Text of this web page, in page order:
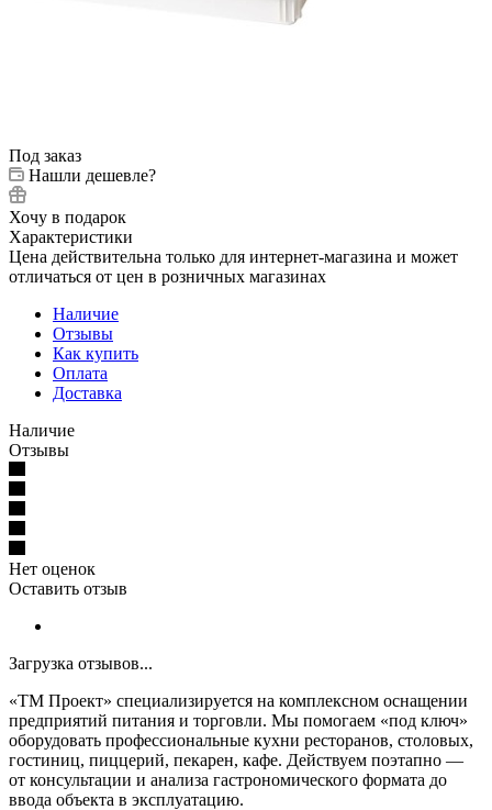
Под заказ
Нашли дешевле?
Хочу в подарок
Характеристики
Цена действительна только для интернет-магазина и может
отличаться от цен в розничных магазинах
Наличие
Отзывы
Как купить
Оплата
Доставка
Наличие
Отзывы
Нет оценок
Оставить отзыв
Загрузка отзывов...
«ТМ Проект» специализируется на комплексном оснащении
предприятий питания и торговли. Мы помогаем «под ключ»
оборудовать профессиональные кухни ресторанов, столовых,
гостиниц, пиццерий, пекарен, кафе. Действуем поэтапно —
от консультации и анализа гастрономического формата до
ввода объекта в эксплуатацию.